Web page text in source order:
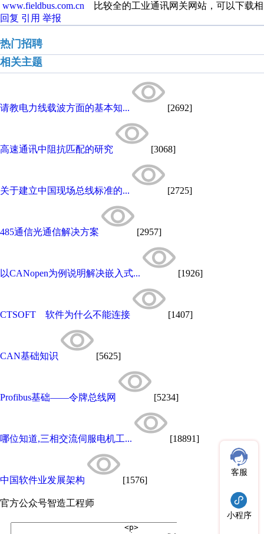
www.fieldbus.com.cn
比较全的工业通讯网关网站，可以下载
回复 引用 举报
热门招聘
相关主题
请教电力线载波方面的基本知... [2692]
高速通讯中阻抗匹配的研究 [3068]
关于建立中国现场总线标准的... [2725]
485通信光通信解决方案 [2957]
以CANopen为例说明解决嵌入式... [1926]
CTSOFT 软件为什么不能连接 [1407]
CAN基础知识 [5625]
Profibus基础——令牌总线网 [5234]
哪位知道,三相交流伺服电机工... [18891]
中国软件业发展架构 [1576]
官方公众号智造工程师
客服
小程序